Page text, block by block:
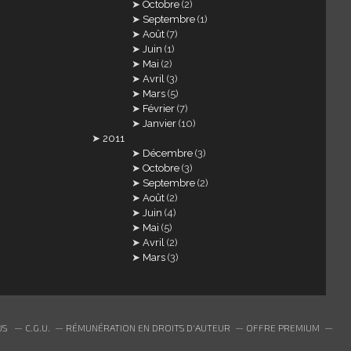
Octobre (2)
Septembre (1)
Août (7)
Juin (1)
Mai (2)
Avril (3)
Mars (5)
Février (7)
Janvier (10)
2011
Décembre (3)
Octobre (3)
Septembre (2)
Août (2)
Juin (4)
Mai (5)
Avril (2)
Mars (3)
C.G.U. RÉMUNÉRATION EN DROITS D'AUTEUR
OFFRE PREMIUM